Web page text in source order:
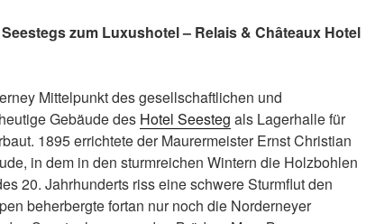
zum Luxushotel – Relais & Châteaux Hotel
Mittelpunkt des gesellschaftlichen und
Gebäude des Hotel Seesteg als Lagerhalle für
1895 errichtete der Maurermeister Ernst Christian
in dem in den sturmreichen Wintern die Holzbohlen
20. Jahrhunderts riss eine schwere Sturmflut den
beherbergte fortan nur noch die Norderneyer